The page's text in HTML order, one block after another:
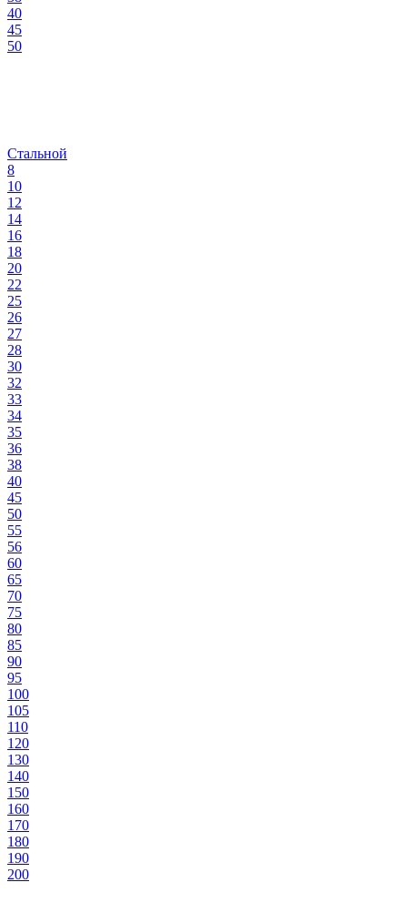
40
45
50
Стальной
8
10
12
14
16
18
20
22
25
26
27
28
30
32
33
34
35
36
38
40
45
50
55
56
60
65
70
75
80
85
90
95
100
105
110
120
130
140
150
160
170
180
190
200